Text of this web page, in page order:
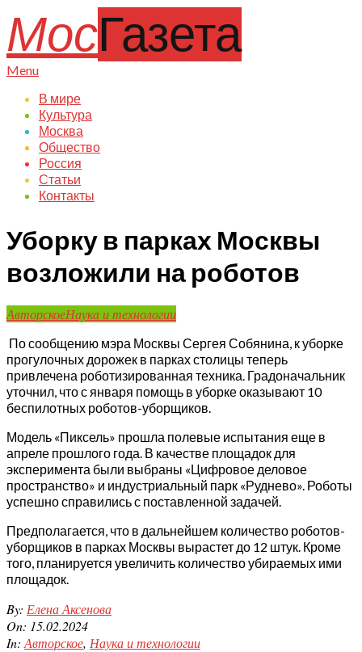
to
content
МосГазета
Primary
Menu
Menu
В мире
Культура
Москва
Общество
Россия
Статьи
Контакты
Уборку в парках Москвы
возложили на роботов
АвторскоеНаука и технологии
По сообщению мэра Москвы Сергея Собянина, к уборке
прогулочных дорожек в парках столицы теперь
привлечена роботизированная техника. Градоначальник
уточнил, что с января помощь в уборке оказывают 10
беспилотных роботов-уборщиков.
Модель «Пиксель» прошла полевые испытания еще в
апреле прошлого года. В качестве площадок для
эксперимента были выбраны «Цифровое деловое
пространство» и индустриальный парк «Руднево». Роботы
успешно справились с поставленной задачей.
Предполагается, что в дальнейшем количество роботов-
уборщиков в парках Москвы вырастет до 12 штук. Кроме
того, планируется увеличить количество убираемых ими
площадок.
2024-
02-
15
By: Елена Аксенова
On: 15.02.2024
In: Авторское, Наука и технологии